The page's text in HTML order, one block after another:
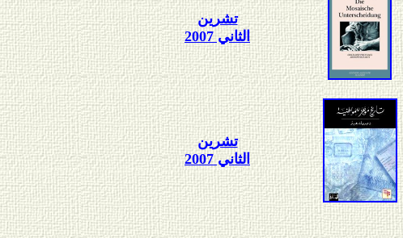
تشرين
الثاني 2007
تشرين
الثاني 2007